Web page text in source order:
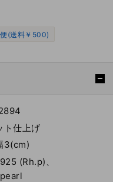
(送料￥500)
ト仕上げ
3(cm)
(Rh.p)、